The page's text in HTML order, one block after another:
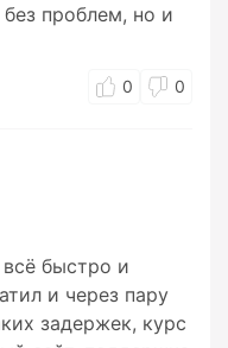
проблем, но и
0 0
быстро и
и через пару
задержек, курс